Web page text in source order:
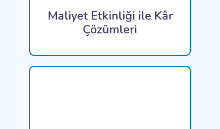
Maliyet Etkinliği ile Kâr
Çözümleri